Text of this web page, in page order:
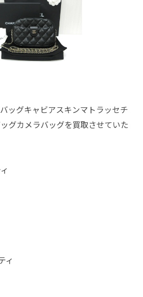
ッグキャビアスキンマトラッセチ
グカメラバッグを買取させていた
ィ